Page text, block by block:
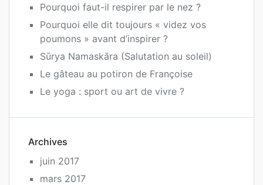
Pourquoi faut-il respirer par le nez ?
Pourquoi elle dit toujours « videz vos
poumons » avant d’inspirer ?
Sūrya Namaskāra (Salutation au soleil)
Le gâteau au potiron de Françoise
Le yoga : sport ou art de vivre ?
Archives
juin 2017
mars 2017